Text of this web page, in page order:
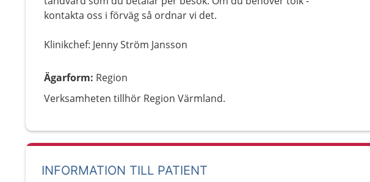
kontakta oss i förväg så ordnar vi det.
Klinikchef: Jenny Ström Jansson
Ägarform: Region
Verksamheten tillhör Region Värmland.
INFORMATION TILL PATIENT